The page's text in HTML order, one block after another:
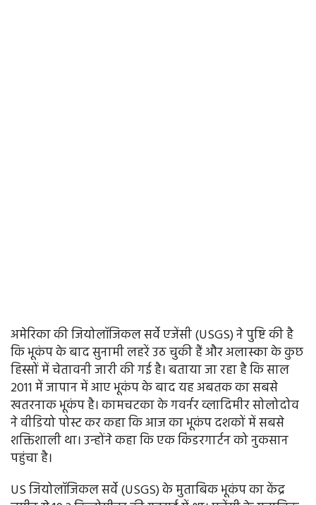
अमेरिका की जियोलॉजिकल सर्वे एजेंसी (USGS) ने पुष्टि की है
कि भूकंप के बाद सुनामी लहरें उठ चुकी हैं और अलास्का के कुछ
हिस्सों में चेतावनी जारी की गई है। बताया जा रहा है कि साल
2011 में जापान में आए भूकंप के बाद यह अबतक का सबसे
खतरनाक भूकंप है। कामचटका के गवर्नर व्लादिमीर सोलोदोव
ने वीडियो पोस्ट कर कहा कि आज का भूकंप दशकों में सबसे
शक्तिशाली था। उन्होंने कहा कि एक किंडरगार्टन को नुकसान
पहुंचा है।
US जियोलॉजिकल सर्वे (USGS) के मुताबिक भूकंप का केंद्र